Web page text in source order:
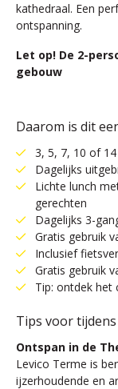
kathedraal. Een
ontspanning.
Let op! De 2-
gebouw
Daarom is dit
3, 5, 7, 10 of
Dagelijks
Lichte lunch
gerechten
Dagelijks 3-
Gratis gebruik
Inclusief
Gratis gebruik
Tip: ontdek het
Tips voor
Ontspan in de
Levico Terme is
ijzerhoudende en